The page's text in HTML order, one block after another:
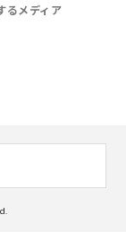
るメディア